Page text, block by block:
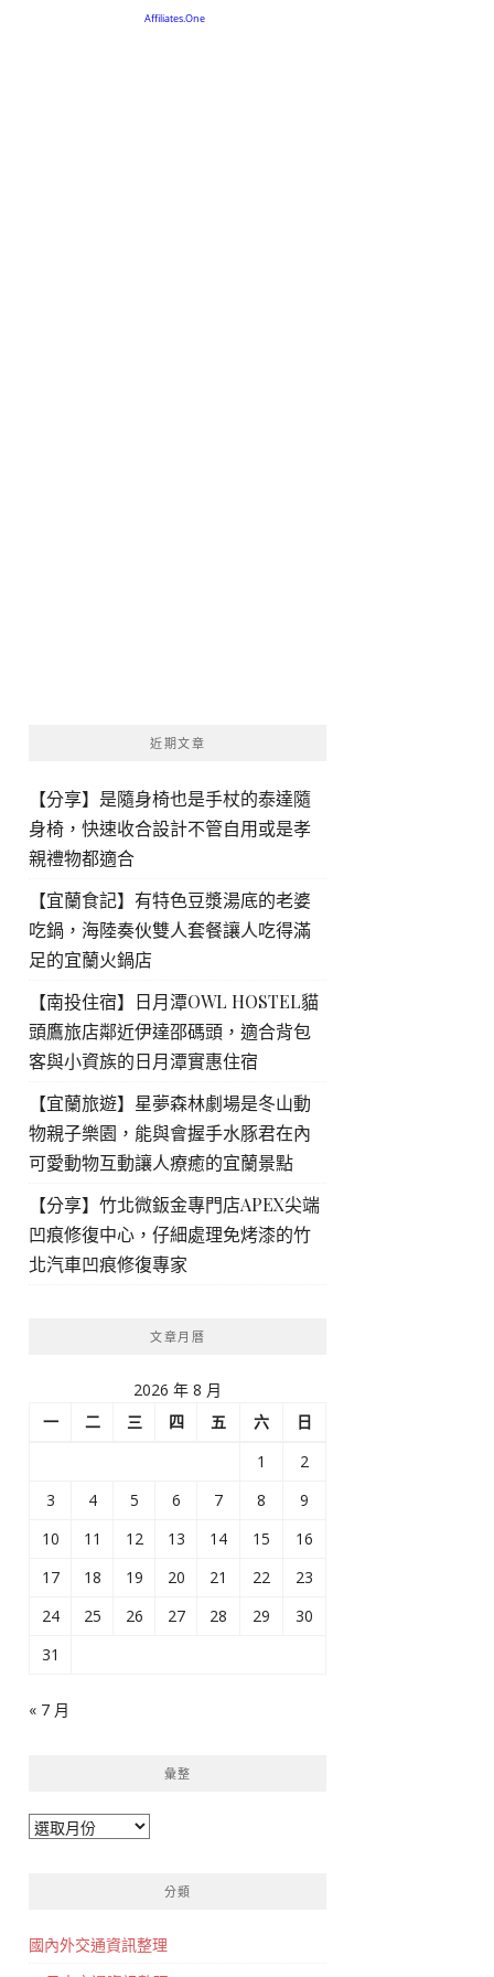
近期文章
【分享】是隨身椅也是手杖的泰達隨
身椅，快速收合設計不管自用或是孝
親禮物都適合
【宜蘭食記】有特色豆漿湯底的老婆
吃鍋，海陸奏伙雙人套餐讓人吃得滿
足的宜蘭火鍋店
【南投住宿】日月潭OWL HOSTEL貓
頭鷹旅店鄰近伊達邵碼頭，適合背包
客與小資族的日月潭實惠住宿
【宜蘭旅遊】星夢森林劇場是冬山動
物親子樂園，能與會握手水豚君在內
可愛動物互動讓人療癒的宜蘭景點
【分享】竹北微鈑金專門店APEX尖端
凹痕修復中心，仔細處理免烤漆的竹
北汽車凹痕修復專家
文章月曆
2026 年 8 月
一
二 三 四 五 六
日
1
2
3
4 5 6 7 8
9
10
11 12 13 14 15
16
17
18 19 20 21 22
23
24
25 26 27 28 29
30
31
« 7 月
彙整
彙
分類
國內外交通資訊整理